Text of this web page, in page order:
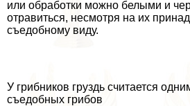
или обработки можно белыми и
отравиться, несмотря на их
съедобному виду.
У грибников груздь считается
съедобных грибов